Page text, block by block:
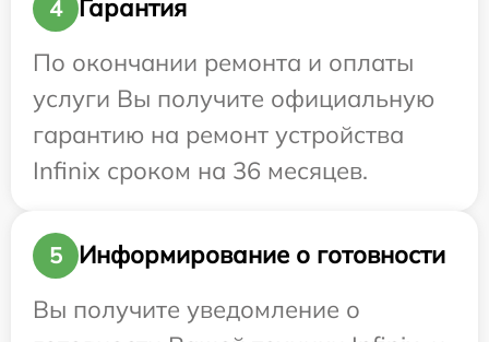
4
Гарантия
По окончании ремонта и оплаты
услуги Вы получите официальную
гарантию на ремонт устройства
Infinix сроком на 36 месяцев.
5
Информирование о готовности
Вы получите уведомление о